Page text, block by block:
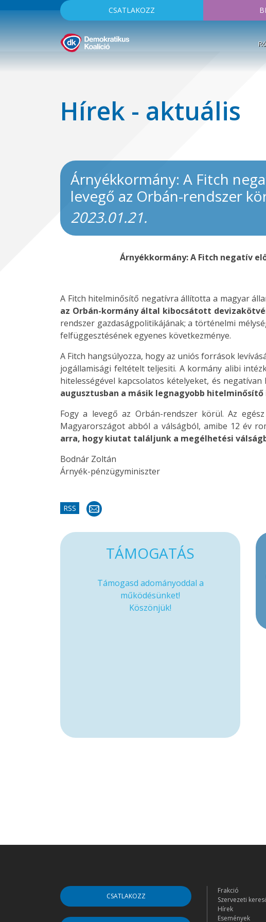
CSATLAKOZZ
Hírek - aktuális
Árnyékkormány: A Fitch
levegő az Orbán-rendszer
2023.01.21.
Árnyékkormány: A Fitch negatív
A Fitch hitelminősítő negatívra állította a magyar
az Orbán-kormány által kibocsátott
rendszer gazdaságpolitikájának; a történelmi
felfüggesztésének egyenes következménye.
A Fitch hangsúlyozza, hogy az uniós források
jogállamisági feltételt teljesiti. A kormány alibi
hitelességével kapcsolatos kételyeket, és
augusztusban a másik legnagyobb
Fogy a levegő az Orbán-rendszer körül. Az
Magyarországot abból a válságból, amibe 12 év
arra, hogy kiutat találjunk a megélhetési
Bodnár Zoltán
Árnyék-pénzügyminiszter
RSS
TÁMOGATÁS
Támogasd adományoddal a
működésünket!
Köszönjük!
CSATLAKOZZ
Frakció
Szervezeti
Hírek
Események